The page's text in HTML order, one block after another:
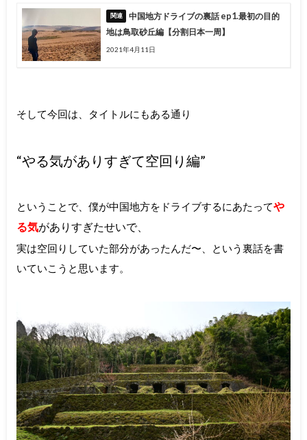
中国地方ドライブの裏話 ep1.最初の目的
地は鳥取砂丘編【分割日本一周】
2021年4月11日
そして今回は、タイトルにもある通り
“やる気がありすぎて空回り編”
ということで、僕が中国地方をドライブするにあたってや
る気がありすぎたせいで、
実は空回りしていた部分があったんだ〜、という裏話を書
いていこうと思います。